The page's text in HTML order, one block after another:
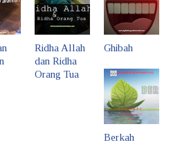
Ridha Allah
dan Ridha
Orang Tua
Ghibah
Berkah